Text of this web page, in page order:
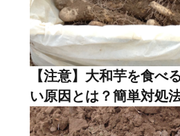
【注意】大和芋を食べ
い原因とは？簡単対処